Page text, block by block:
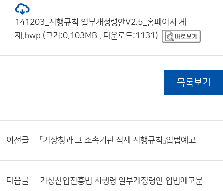
141203_시행규칙 일부개정령안V2.5_홈페이지 게
재.hwp (크기:0.103MB , 다운로드:1131)
목록보기
이전글 「기상청과 그 소속기관 직제 시행규칙」입법예고
다음글 기상산업진흥법 시행령 일부개정령안 입법예고문